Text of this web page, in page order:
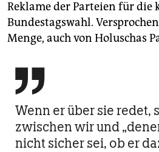
Reklame der Parteien für die
Bundestagswahl.
Menge, auch von Holuschas

Wenn er über sie redet,
zwischen wir und
nicht sicher sei, ob er